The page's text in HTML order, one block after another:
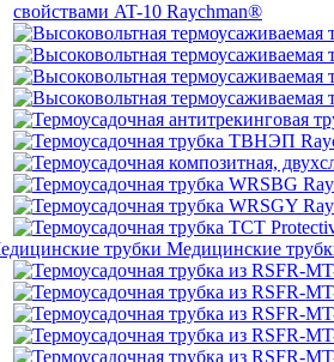
свойствами AT-10 Raychman®
Медицинские